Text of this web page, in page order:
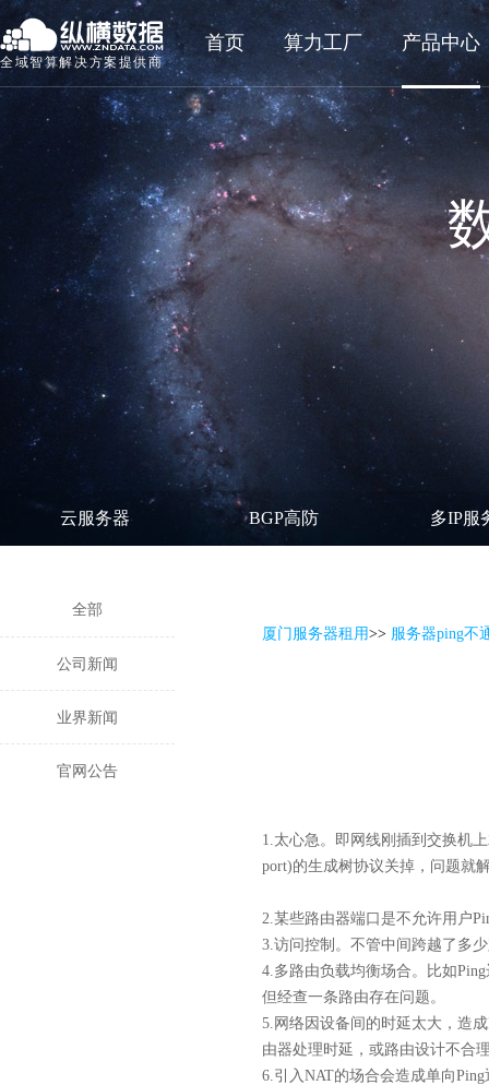
全域智算解决方案提供商
首页 算力工厂 产品中心
云服务器 BGP高防 多IP服
全部
公司新闻
业界新闻
官网公告
厦门服务器租用>> 服务器ping不
1.太心急。即网线刚插到交换机
port)的生成树协议关掉，问题就
2.某些路由器端口是不允许用户
3.访问控制。不管中间跨越了多
4.多路由负载均衡场合。比如
但经查一条路由存在问题。
5.网络因设备间的时延太大，造
由器处理时延，或路由设计不合
6.引入NAT的场合会造成单向